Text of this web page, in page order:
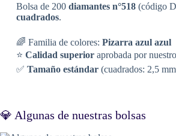
Bolsa de 200 diamantes n°518(código
cuadrados.
🌈 Familia de colores: Pizarra azul azul
⭐ Calidad superioraprobada por
✅ Tamaño estándar(cuadrados: 2,5
💎 Algunas de nuestras bolsas